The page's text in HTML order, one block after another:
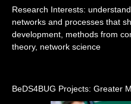
Research Interests:
networks and processes that
development, methods from
theory, network science
BeDS4BUG Projects: Greater